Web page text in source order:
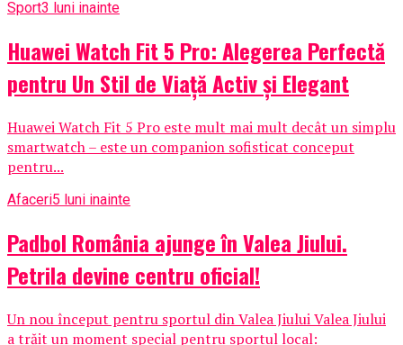
Sport3 luni inainte
Huawei Watch Fit 5 Pro: Alegerea Perfectă
pentru Un Stil de Viață Activ și Elegant
Huawei Watch Fit 5 Pro este mult mai mult decât un simplu
smartwatch – este un companion sofisticat conceput
pentru...
Afaceri5 luni inainte
Padbol România ajunge în Valea Jiului.
Petrila devine centru oficial!
Un nou început pentru sportul din Valea Jiului Valea Jiului
a trăit un moment special pentru sportul local: